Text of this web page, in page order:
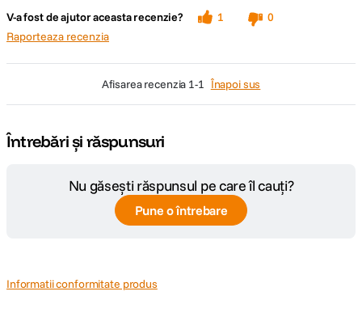
V-a fost de ajutor aceasta recenzie? 1
0
Raporteaza recenzia
afisarea recenzia 1-1 Înapoi sus
Întrebări și răspunsuri
Nu găsești răspunsul pe care îl cauți?
Pune o întrebare
Informatii conformitate produs